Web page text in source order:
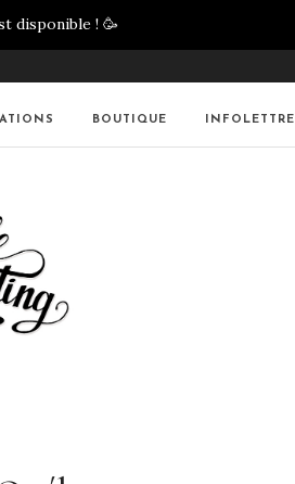
disponible ! 🥳
BOUTIQUE INFOLETTRE